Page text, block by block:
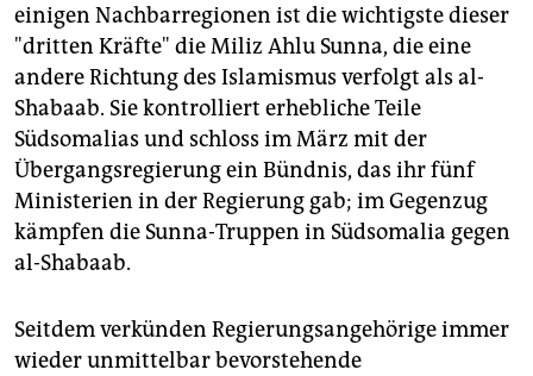
einigen Nachbarregionen ist die wichtigste dieser
"dritten Kräfte" die Miliz Ahlu Sunna, die eine
andere Richtung des Islamismus verfolgt als al-
Shabaab. Sie kontrolliert erhebliche Teile
Südsomalias und schloss im März mit der
Übergangsregierung ein Bündnis, das ihr fünf
Ministerien in der Regierung gab; im Gegenzug
kämpfen die Sunna-Truppen in Südsomalia gegen
al-Shabaab.
Seitdem verkünden Regierungsangehörige immer
wieder unmittelbar bevorstehende